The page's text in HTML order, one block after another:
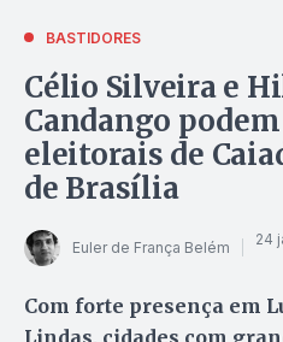
BASTIDORES
Célio Silveira e
Candango
eleitorais de
de Brasília
Euler de França Belém 24
Com forte presença em
Lindas, cidades com